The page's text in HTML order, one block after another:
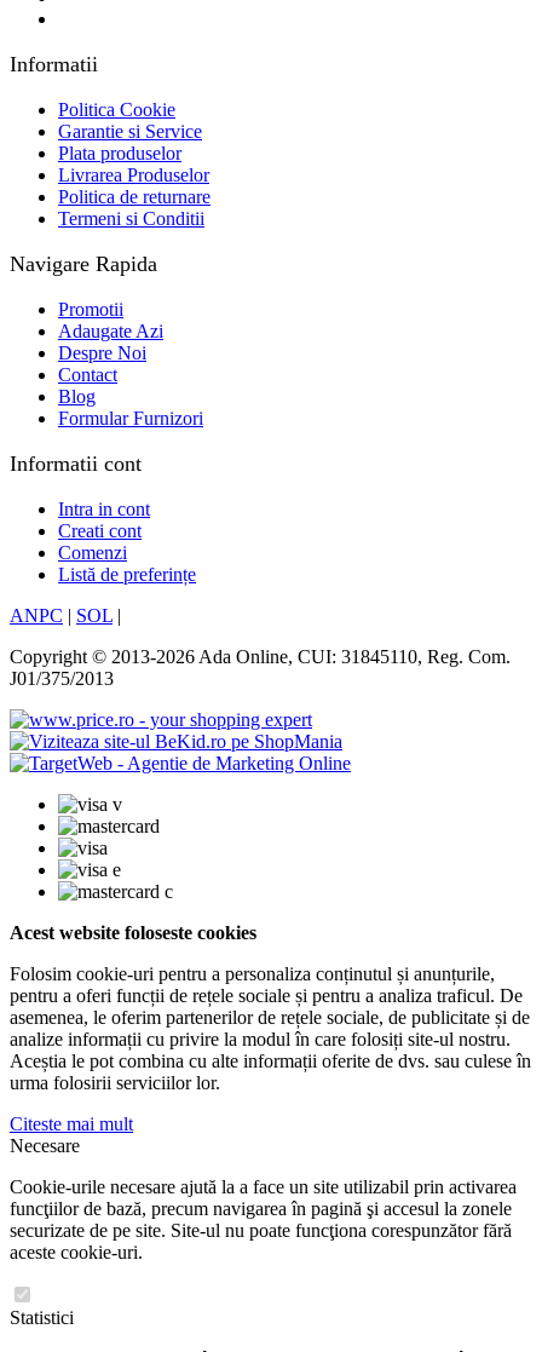
Informatii
Politica Cookie
Garantie si Service
Plata produselor
Livrarea Produselor
Politica de returnare
Termeni si Conditii
Navigare Rapida
Promotii
Adaugate Azi
Despre Noi
Contact
Blog
Formular Furnizori
Informatii cont
Intra in cont
Creati cont
Comenzi
Listă de preferințe
ANPC | SOL |
Copyright © 2013-2026 Ada Online, CUI: 31845110, Reg. Com.
J01/375/2013
Acest website foloseste cookies
Folosim cookie-uri pentru a personaliza conținutul și anunțurile,
pentru a oferi funcții de rețele sociale și pentru a analiza traficul. De
asemenea, le oferim partenerilor de rețele sociale, de publicitate și de
analize informații cu privire la modul în care folosiți site-ul nostru.
Aceștia le pot combina cu alte informații oferite de dvs. sau culese în
urma folosirii serviciilor lor.
Citeste mai mult
Necesare
Cookie-urile necesare ajută la a face un site utilizabil prin activarea
funcţiilor de bază, precum navigarea în pagină şi accesul la zonele
securizate de pe site. Site-ul nu poate funcţiona corespunzător fără
aceste cookie-uri.
Statistici